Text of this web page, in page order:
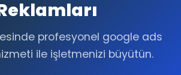
profesyonel google ads
ile işletmenizi büyütün.